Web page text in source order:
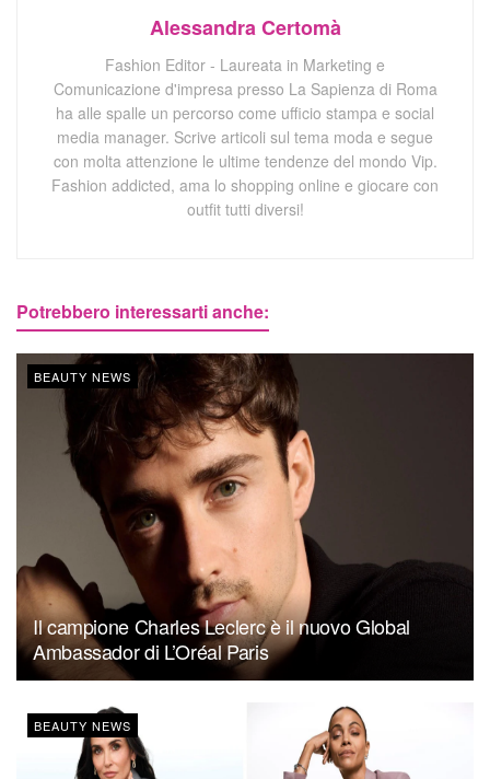
Alessandra Certomà
Fashion Editor - Laureata in Marketing e
Comunicazione d'impresa presso La Sapienza di Roma
ha alle spalle un percorso come ufficio stampa e social
media manager. Scrive articoli sul tema moda e segue
con molta attenzione le ultime tendenze del mondo Vip.
Fashion addicted, ama lo shopping online e giocare con
outfit tutti diversi!
Potrebbero interessarti anche:
BEAUTY NEWS
Il campione Charles Leclerc è il nuovo Global
Ambassador di L’Oréal Paris
BEAUTY NEWS